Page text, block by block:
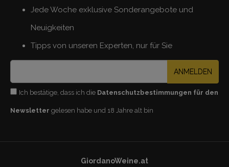
Jede Woche exklusive Sonderangebote und
Neuigkeiten
Tipps von unseren Experten, nur für Sie
ANMELDEN
Ich bestätige, dass ich die Datenschutzbestimmungen für den
Newsletter gelesen habe und 18 Jahre alt bin
GiordanoWeine.at